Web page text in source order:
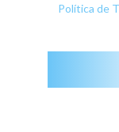
Política de